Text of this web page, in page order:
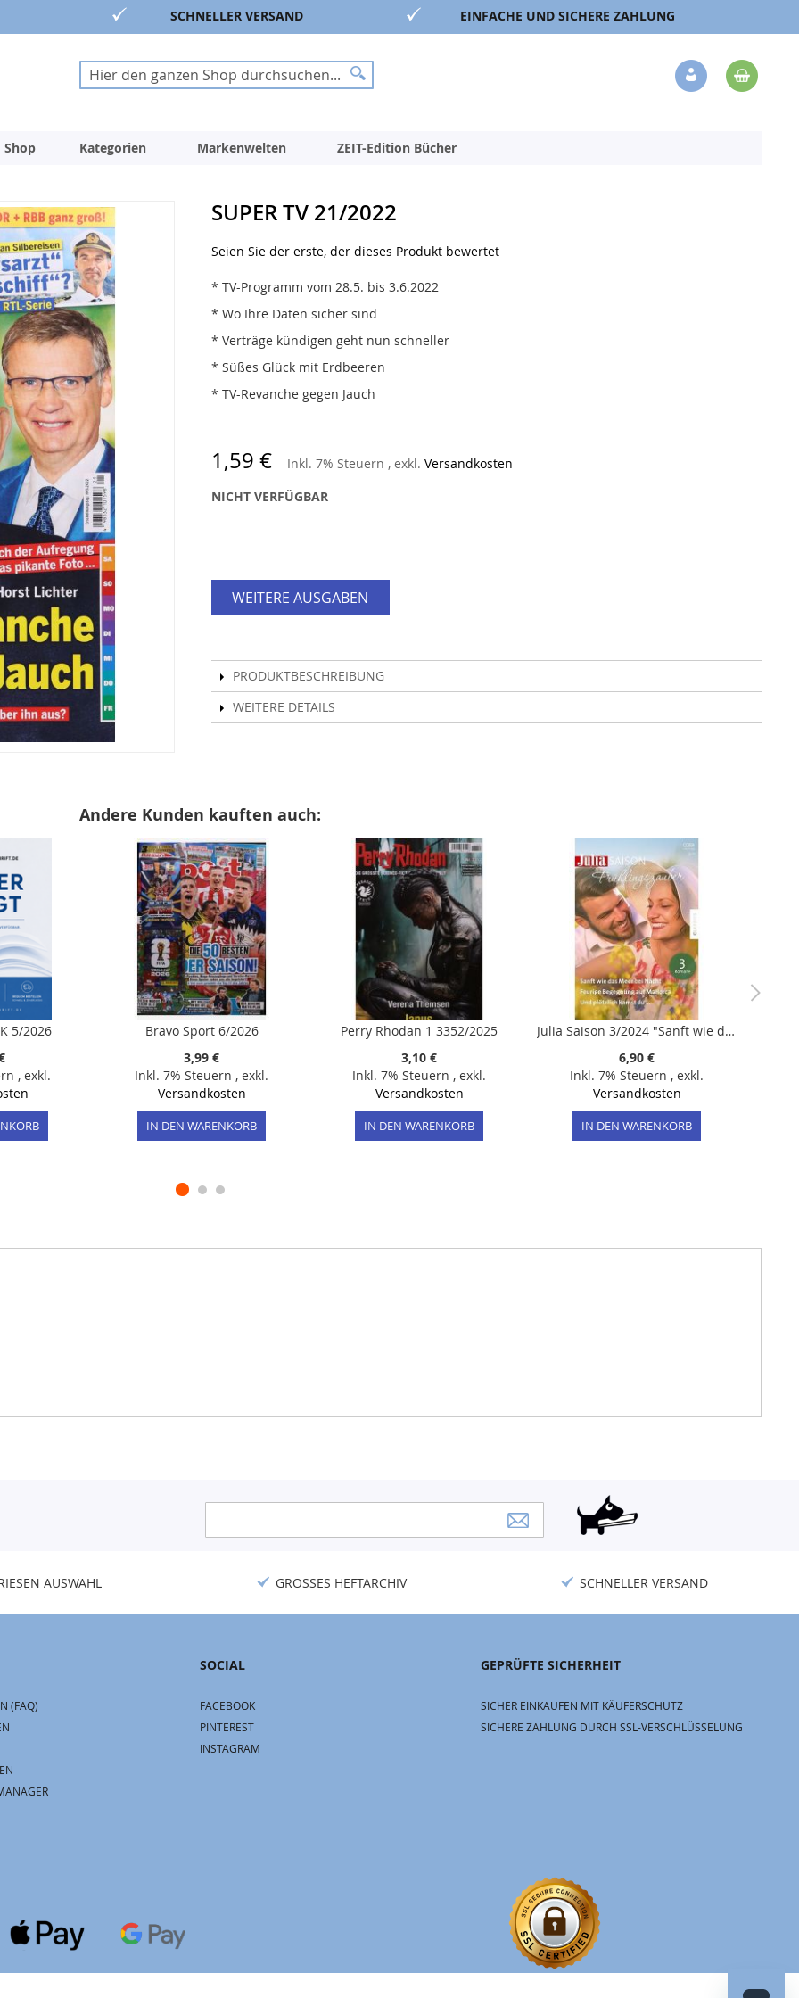
SCHNELLER VERSAND EINFACHE UND SICHERE ZAHLUNG
Suche
Suche
Veränderung
Shop Kategorien Markenwelten ZEIT-Edition Bücher
SUPER TV 21/2022
Seien Sie der erste, der dieses Produkt bewertet
* TV-Programm vom 28.5. bis 3.6.2022
* Wo Ihre Daten sicher sind
* Verträge kündigen geht nun schneller
* Süßes Glück mit Erdbeeren
* TV-Revanche gegen Jauch
1,59 € Inkl. 7% Steuern , exkl. Versandkosten
NICHT VERFÜGBAR
WEITERE AUSGABEN
PRODUKTBESCHREIBUNG
WEITERE DETAILS
Andere Kunden kauften auch:
5/2026
, exkl.
Bravo Sport 6/2026
3,99 €
Inkl. 7% Steuern , exkl.
Versandkosten
IN DEN WARENKORB
Perry Rhodan 1 3352/2025
3,10 €
Inkl. 7% Steuern , exkl.
Versandkosten
IN DEN WARENKORB
Julia Saison 3/2024 "Sanft wie das Meer bei Nacht"
6,90 €
Inkl. 7% Steuern , exkl.
Versandkosten
IN DEN WARENKORB
Newsletter:
AUSWAHL GROSSES HEFTARCHIV SCHNELLER VERSAND
(FAQ)
SOCIAL
FACEBOOK
PINTEREST
INSTAGRAM
GEPRÜFTE SICHERHEIT
SICHER EINKAUFEN MIT KÄUFERSCHUTZ
SICHERE ZAHLUNG DURCH SSL-VERSCHLÜSSELUNG